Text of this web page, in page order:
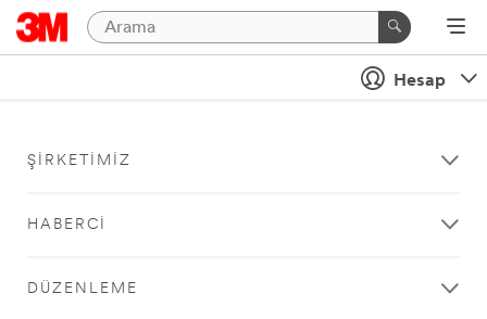
Hesap
ŞIRKETIMIZ
HABERCI
DÜZENLEME